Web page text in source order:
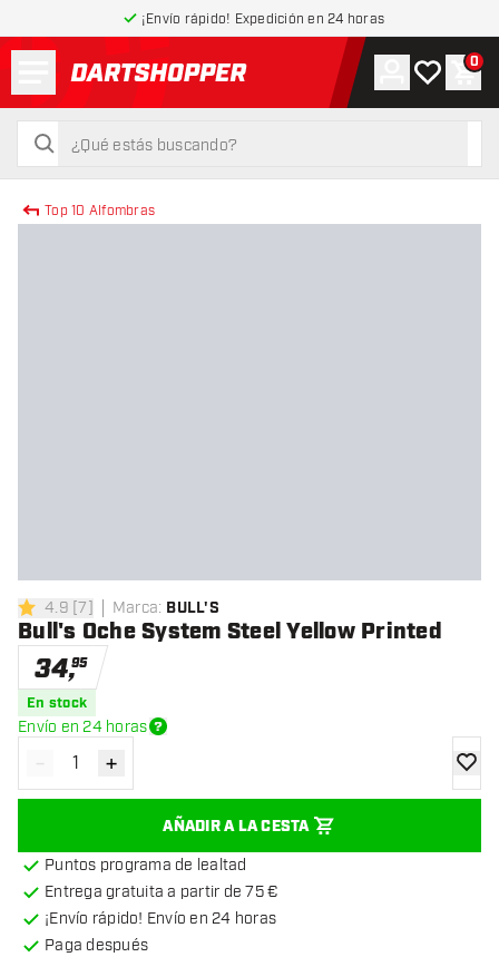
¡Envío rápido! Expedición en 24 horas
volver a la página de inicio
buscar
buscar
Cuenta
Mi lista de
0
Top 10 Alfombras
4.9 estrellas de puntuación
4.9 [7] Marca: BULL'S
Bull's Oche System Steel Yellow Printed
34,95
En stock
Envío en 24 horas
Disminuir cantidad
- Aumentar cantidad
+
AÑADIR A LA CESTA
Puntos programa de lealtad
Entrega gratuita a partir de 75 €
¡Envío rápido! Envío en 24 horas
Paga después